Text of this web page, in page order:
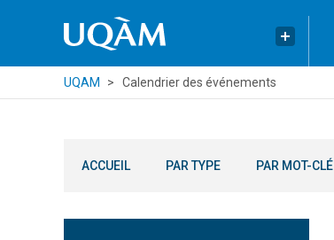
UQAM Calendrier des événements
ACCUEIL PAR TYPE PAR MOT-CLÉ